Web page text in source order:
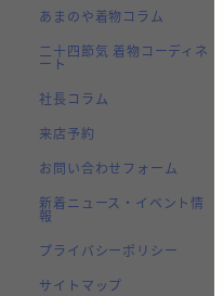
あまのや着物コラム
二十四節気 着物コーディネ
ート
社長コラム
来店予約
お問い合わせフォーム
新着ニュース・イベント情
報
プライバシーポリシー
サイトマップ